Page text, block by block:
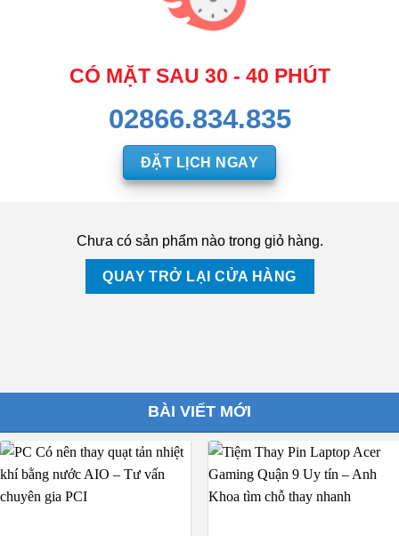
CÓ MẶT SAU 30 - 40 PHÚT
02866.834.835
ĐẶT LỊCH NGAY
Chưa có sản phẩm nào trong giỏ hàng.
QUAY TRỞ LẠI CỬA HÀNG
BÀI VIẾT MỚI